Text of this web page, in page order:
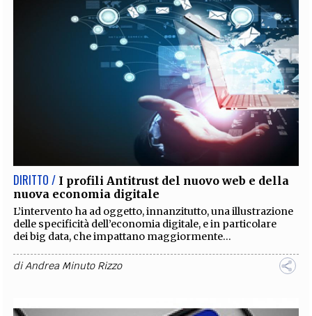
DIRITTO / I profili Antitrust del nuovo web e della
nuova economia digitale
L’intervento ha ad oggetto, innanzitutto, una illustrazione
delle specificità dell’economia digitale, e in particolare
dei big data, che impattano maggiormente...
diAndrea Minuto Rizzo